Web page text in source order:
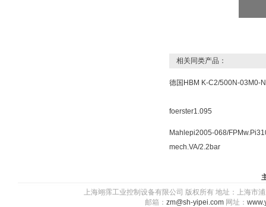
相关同类产品：
德国HBM K-C2/500N-03M0-
foerster1.095
Mahlepi2005-068/
mech.VA/2.2bar
上海翊霈工业控制设备有限公司 版权所有 地址：上海
邮箱： zm@sh-yipei.com 网址：